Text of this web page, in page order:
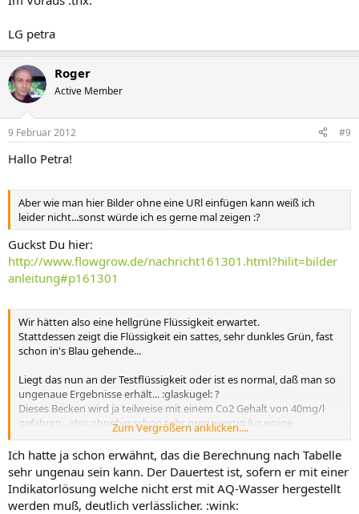
LG petra
Roger
Active Member
9 Februar 2012 #9
Hallo Petra!
Aber wie man hier Bilder ohne eine URl einfügen kann weiß ich
leider nicht...sonst würde ich es gerne mal zeigen :?
Guckst Du hier:
http://www.flowgrow.de/nachricht161301.html?hilit=bilder
anleitung#p161301
Wir hätten also eine hellgrüne Flüssigkeit erwartet.
Stattdessen zeigt die Flüssigkeit ein sattes, sehr dunkles Grün, fast
schon in's Blau gehende...
Liegt das nun an der Testflüssigkeit oder ist es normal, daß man so
ungenaue Ergebnisse erhält... :glaskugel: ?
Dieses Becken wird ja teilweise mit einem Co2 Gehalt von 40mg/l
gefahren...also ohnehin schon sehr grenzwertig für einige
Fischarten.
Zum Vergrößern anklicken....
Ich hatte ja schon erwähnt, das die Berechnung nach Tabelle
sehr ungenau sein kann. Der Dauertest ist, sofern er mit einer
Indikatorlösung welche nicht erst mit AQ-Wasser hergestellt
werden muß, deutlich verlässlicher. :wink: